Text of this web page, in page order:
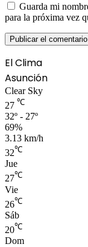
Guarda mi
para la próxima vez
El Clima
Asunción
Clear Sky
27 ℃
32º - 27º
69%
3.13 km/h
32℃
Jue
27℃
Vie
26℃
Sáb
20℃
Dom